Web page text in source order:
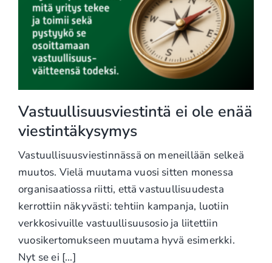
Vastuullisuusviestintä ei ole enää
viestintäkysymys
Vastuullisuusviestinnässä on meneillään selkeä
muutos. Vielä muutama vuosi sitten monessa
organisaatiossa riitti, että vastuullisuudesta
kerrottiin näkyvästi: tehtiin kampanja, luotiin
verkkosivuille vastuullisuusosio ja liitettiin
vuosikertomukseen muutama hyvä esimerkki.
Nyt se ei [...]